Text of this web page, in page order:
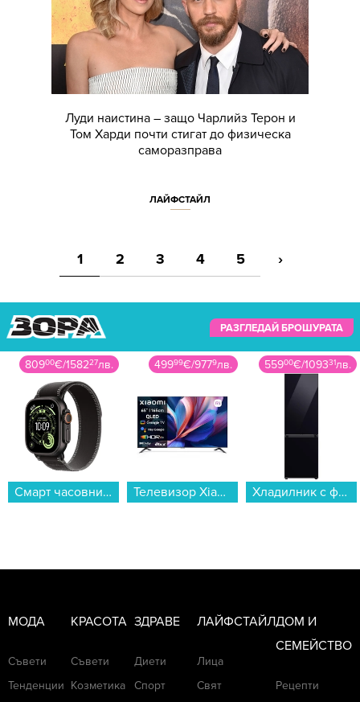
Луди наистина – защо Чарлийз Терон и
Том Харди почти стигат до физическа
саморазправа
ЛАЙФСТАЙЛ
1 2 3 4 5 ›
РАЗГЛЕДАЙ БРОШУРАТА
80900€/158227лв.
Смарт часовник Apple Watch Ultra 3 49mm Black/Grey Trail Loop M/L mf1h4 , 1.98...
49999€/9779лв.
Телевизор Xiaomi A Pro 65 2026 / ELA5990EU , 165 см, 3840x2160 UHD-4K , 65 inch, Android , QLED ...
55900€/109331лв.
Хладилник с фризер Samsung RB34C7B5E22/EF , 344 l, E , No Frost , Черен...
МОДА
Съвети
Тенденции
КРАСОТА
Съвети
Козметика
ЗДРАВЕ
Диети
Спорт
ЛАЙФСТАЙЛ
Лица
Свят
ДОМ И
СЕМЕЙСТВО
Рецепти